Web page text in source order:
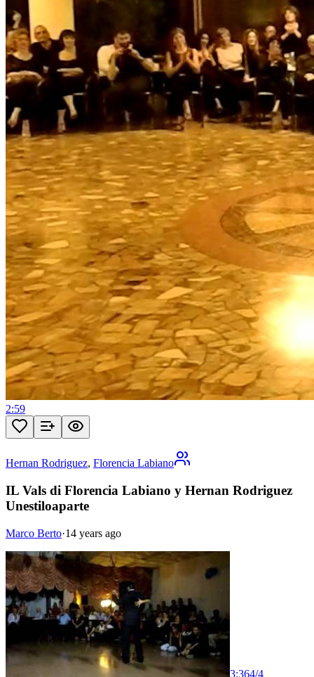
2:59
Hernan Rodriguez, Florencia Labiano
IL Vals di Florencia Labiano y Hernan Rodriguez
Unestiloaparte
Marco Berto·14 years ago
3:364/4